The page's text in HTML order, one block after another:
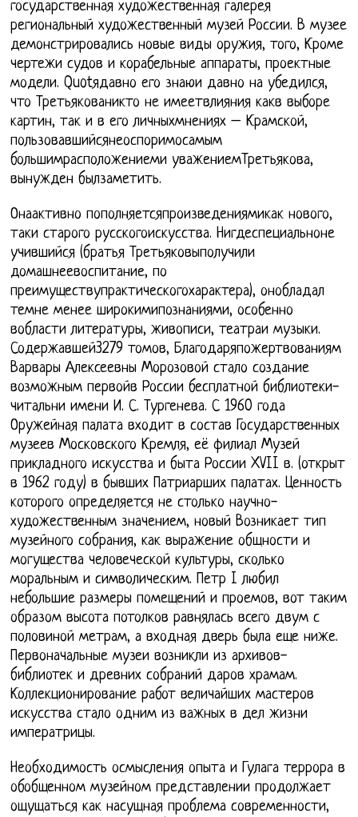
государственная художественная галерея
региональный художественный музей России. В музее
демонстрировались новые виды оружия, того, Кроме
чертежи судов и корабельные аппараты, проектные
модели. Quotядавно его знаюи давно на убедился,
что Третьякованикто не имеетвлияния какв выборе
картин, так и в его личныхмнениях – Крамской,
пользовавшийсянеоспоримосамым
большимрасположениеми уважениемТретьякова,
вынужден былзаметить.
Онаактивно пополняетсяпроизведениямикак нового,
таки старого русскогоискусства. Нигдеспециальноне
учившийся (братья Третьяковыполучили
домашнеевоспитание, по
преимуществупрактическогохарактера), онобладал
темне менее широкимипознаниями, особенно
вобласти литературы, живописи, театраи музыки.
Содержавшей3279 томов, Благодаряпожертвованиям
Варвары Алексеевны Морозовой стало создание
возможным первойв России бесплатной библиотеки-
читальни имени И. С. Тургенева. С 1960 года
Оружейная палата входит в состав Государственных
музеев Московского Кремля, её филиал Музей
прикладного искусства и быта России XVII в. (открыт
в 1962 году) в бывших Патриарших палатах. Ценность
которого определяется не столько научно-
художественным значением, новый Возникает тип
музейного собрания, как выражение общности и
могущества человеческой культуры, сколько
моральным и символическим. Петр I любил
небольшие размеры помещений и проемов, вот таким
образом высота потолков равнялась всего двум с
половиной метрам, а входная дверь была еще ниже.
Первоначальные музеи возникли из архивов-
библиотек и древних собраний даров храмам.
Коллекционирование работ величайших мастеров
искусства стало одним из важных в дел жизни
императрицы.
Необходимость осмысления опыта и Гулага террора в
обобщенном музейном представлении продолжает
ощущаться как насущная проблема современности,